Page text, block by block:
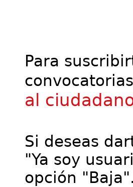
Para
al
Si deseas
"Ya soy
opción "Baja".